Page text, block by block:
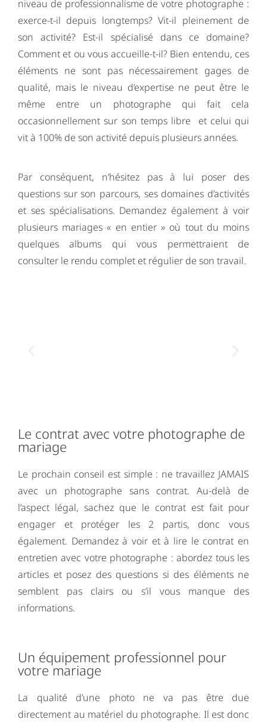
niveau de professionnalisme de votre photographe :
exerce-t-il depuis longtemps? Vit-il pleinement de
son activité? Est-il spécialisé dans ce domaine?
Comment et ou vous accueille-t-il? Bien entendu, ces
éléments ne sont pas nécessairement gages de
qualité, mais le niveau d’expertise ne peut être le
même entre un photographe qui fait cela
occasionnellement sur son temps libre et celui qui
vit à 100% de son activité depuis plusieurs années.
Par conséquent, n’hésitez pas à lui poser des
questions sur son parcours, ses domaines d’activités
et ses spécialisations. Demandez également à voir
plusieurs mariages « en entier » où tout du moins
quelques albums qui vous permettraient de
consulter le rendu complet et régulier de son travail.
Le contrat avec votre photographe de
mariage
Le prochain conseil est simple : ne travaillez JAMAIS
avec un photographe sans contrat. Au-delà de
l’aspect légal, sachez que le contrat est fait pour
engager et protéger les 2 partis, donc vous
également. Demandez à voir et à lire le contrat en
entretien avec votre photographe : abordez tous les
articles et posez des questions si des éléments ne
semblent pas clairs ou s’il vous manque des
informations.
Un équipement professionnel pour
votre mariage
La qualité d’une photo ne va pas être due
directement au matériel du photographe. Il est donc